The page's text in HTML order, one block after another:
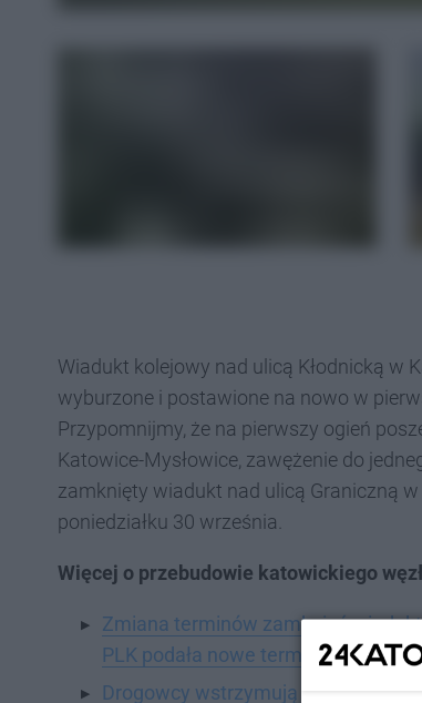
Wiadukt kolejowy nad ulicą Kłodnicką w
wyburzone i postawione na nowo w
Przypomnijmy, że na pierwszy ogień
Katowice-Mysłowice, zawężenie do
zamknięty wiadukt nad ulicą Graniczną
poniedziałku 30 września.
Więcej o przebudowie katowickiego
Zmiana terminów zamknięć
PLK podała nowe terminy
Drogowcy wstrzymują ruch dwoma